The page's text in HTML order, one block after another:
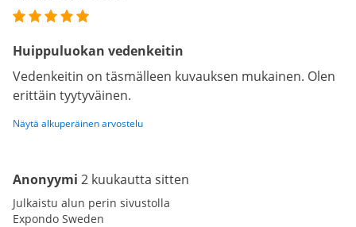
Huippuluokan vedenkeitin
Vedenkeitin on täsmälleen kuvauksen mukainen. Olen
erittäin tyytyväinen.
Näytä alkuperäinen arvostelu
Anonyymi 2 kuukautta sitten
Julkaistu alun perin sivustolla
Expondo Sweden